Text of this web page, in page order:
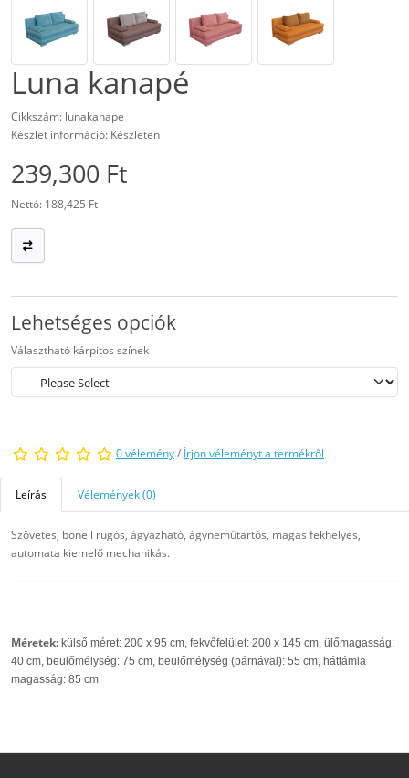
Luna kanapé
Cikkszám: lunakanape
Készlet információ: Készleten
239,300 Ft
Nettó: 188,425 Ft
Lehetséges opciók
Választható kárpitos színek
0 vélemény/ Írjon véleményt a termékről
Leírás Vélemények (0)
Szövetes, bonell rugós, ágyazható, ágyneműtartós, magas fekhelyes,
automata kiemelő mechanikás.
Méretek: külső méret: 200 x 95 cm, fekvőfelület: 200 x 145 cm, ülőmagasság:
40 cm, beülőmélység: 75 cm, beülőmélység (párnával): 55 cm, háttámla
magasság: 85 cm